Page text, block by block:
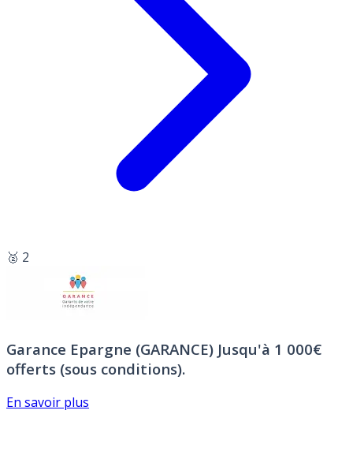
🥈 2
Garance Epargne (GARANCE) Jusqu'à 1 000€
offerts (sous conditions).
En savoir plus